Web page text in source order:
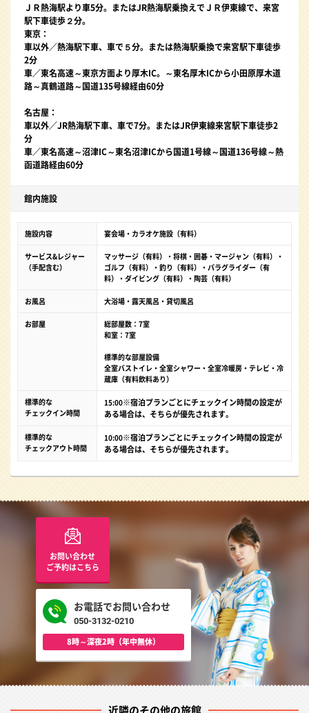
ＪＲ熱海駅より車5分。またはJR熱海駅乗換えでＪＲ伊東線で、来宮
駅下車徒歩２分。
東京：
車以外／熱海駅下車、車で５分。または熱海駅乗換で来宮駅下車徒歩
2分
車／東名高速～東京方面より厚木IC。～東名厚木ICから小田原厚木道
路～真鶴道路～国道135号線経由60分
名古屋：
車以外／JR熱海駅下車、車で7分。またはJR伊東線来宮駅下車徒歩2
分
車／東名高速～沼津IC～東名沼津ICから国道1号線～国道136号線～熱
函道路経由60分
館内施設
施設内容 宴会場・カラオケ施設（有料）
サービス&レジャー
（手配含む）
マッサージ（有料）・将棋・囲碁・マージャン（有料）・
ゴルフ（有料）・釣り（有料）・パラグライダー（有
料）・ダイビング（有料）・陶芸（有料）
お風呂 大浴場・露天風呂・貸切風呂
お部屋
総部屋数：7室
和室：7室
標準的な部屋設備
全室バストイレ・全室シャワー・全室冷暖房・テレビ・冷
蔵庫（有料飲料あり）
標準的な
チェックイン時間
15:00※宿泊プランごとにチェックイン時間の設定が
ある場合は、そちらが優先されます。
標準的な
チェックアウト時間
10:00※宿泊プランごとにチェックイン時間の設定が
ある場合は、そちらが優先されます。
お問い合わせ
ご予約はこちら
お電話でお問い合わせ
050-3132-0210
8時～深夜2時（年中無休）
近隣のその他の旅館